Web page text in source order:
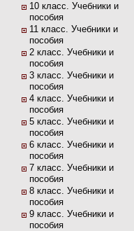
10 класс. Учебники и
пособия
11 класс. Учебники и
пособия
2 класс. Учебники и
пособия
3 класс. Учебники и
пособия
4 класс. Учебники и
пособия
5 класс. Учебники и
пособия
6 класс. Учебники и
пособия
7 класс. Учебники и
пособия
8 класс. Учебники и
пособия
9 класс. Учебники и
пособия